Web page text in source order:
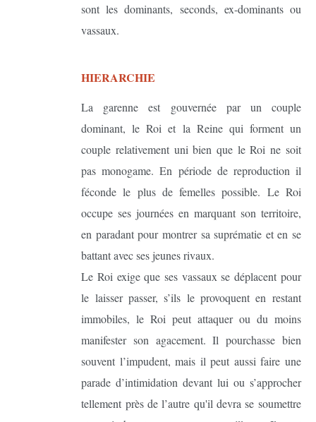
sont les dominants, seconds, ex-dominants ou
vassaux.
HIERARCHIE
La garenne est gouvernée par un couple
dominant, le Roi et la Reine qui forment un
couple relativement uni bien que le Roi ne soit
pas monogame. En période de reproduction il
féconde le plus de femelles possible. Le Roi
occupe ses journées en marquant son territoire,
en paradant pour montrer sa suprématie et en se
battant avec ses jeunes rivaux.
Le Roi exige que ses vassaux se déplacent pour
le laisser passer, s’ils le provoquent en restant
immobiles, le Roi peut attaquer ou du moins
manifester son agacement. Il pourchasse bien
souvent l’impudent, mais il peut aussi faire une
parade d’intimidation devant lui ou s’approcher
tellement près de l’autre qu'il devra se soumettre